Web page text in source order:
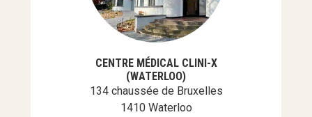
CENTRE MÉDICAL CLINI-X
(WATERLOO)
134 chaussée de Bruxelles
1410 Waterloo